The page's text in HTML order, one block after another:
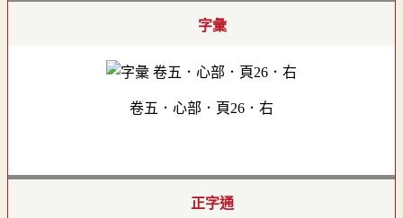
字彙
卷五．心部．頁26．右
正字通